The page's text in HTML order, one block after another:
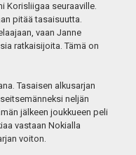
Korisliigaa seuraaville.
pitää tasaisuutta.
vaan Janne
ratkaisijoita. Tämä on
Tasaisen alkusarjan
neljän
jälkeen joukkueen peli
vastaan Nokialla
voiton.